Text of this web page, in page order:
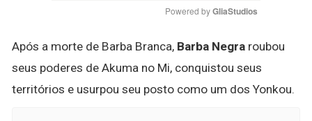
Powered by GliaStudios
Após a morte de Barba Branca, Barba Negra roubou
seus poderes de Akuma no Mi, conquistou seus
territórios e usurpou seu posto como um dos Yonkou.